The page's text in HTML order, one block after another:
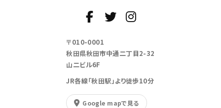
〒010-0001
秋田県秋田市中通二丁目2-32
山二ビル6F
JR各線「秋田駅」より徒歩10分
Google mapで見る